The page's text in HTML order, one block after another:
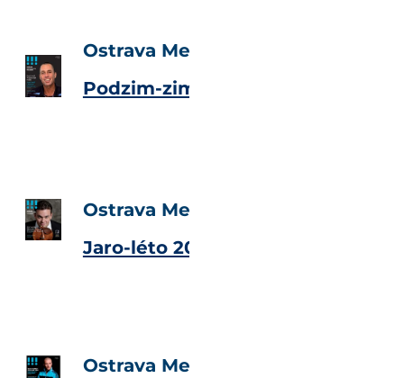
Ostrava Metropolitan Magazine
Podzim-zima 2010
Ostrava Metropolitan Magazine
Jaro-léto 2010
Ostrava Metropolitan Magazine